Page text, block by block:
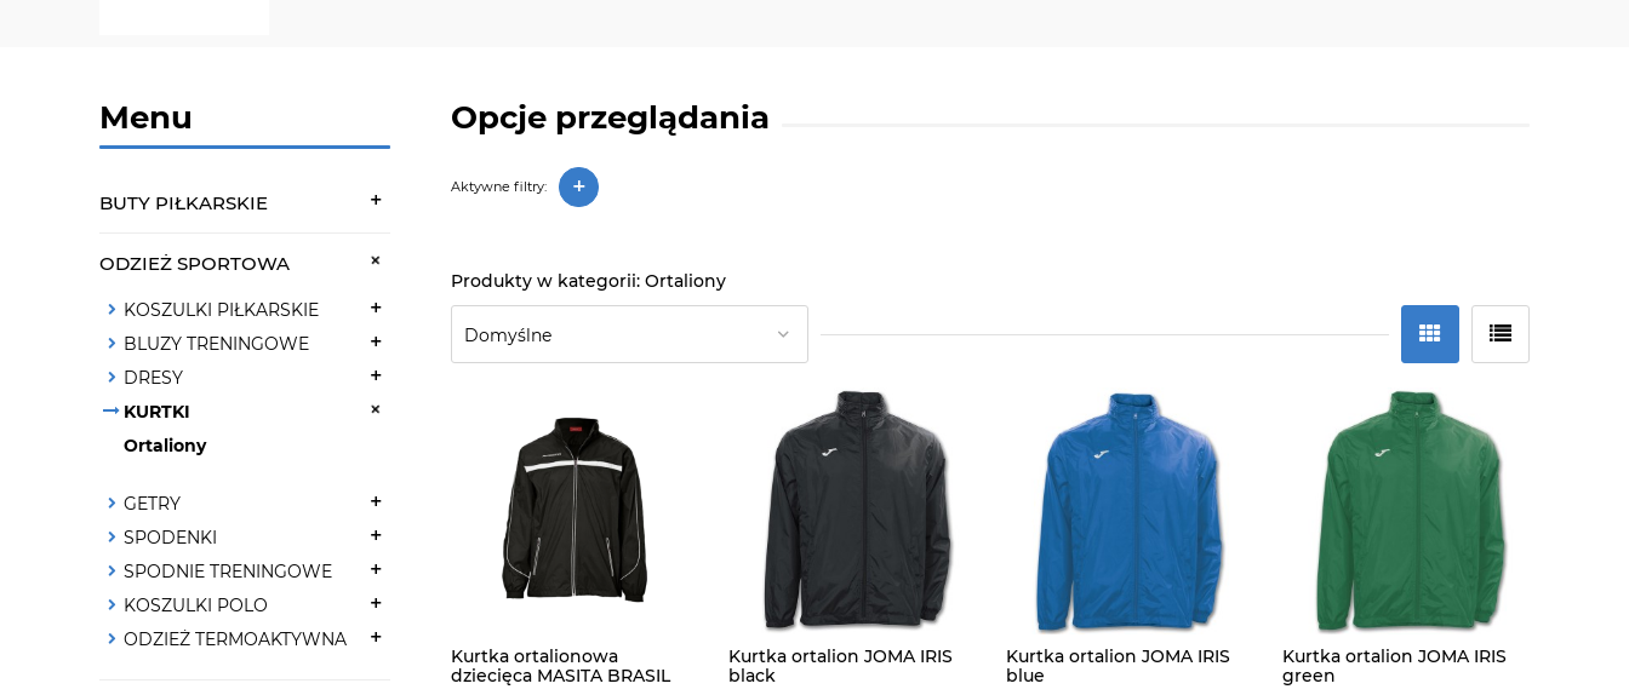
Menu
BUTY PIŁKARSKIE
ODZIEŻ SPORTOWA
KOSZULKI PIŁKARSKIE
BLUZY TRENINGOWE
DRESY
KURTKI
Ortaliony
GETRY
SPODENKI
SPODNIE TRENINGOWE
KOSZULKI POLO
ODZIEŻ TERMOAKTYWNA
Opcje przeglądania
Aktywne filtry: +
Ortaliony
Kurtka ortalionowa
dziecięca MASITA BRASIL
Kurtka ortalion JOMA IRIS
black
Kurtka ortalion JOMA IRIS
blue
Kurtka ortalion JOMA IRIS
green